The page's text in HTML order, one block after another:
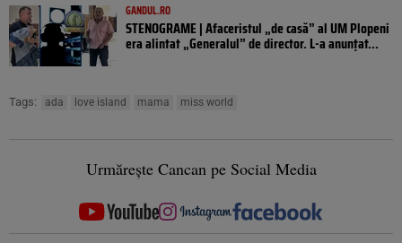
GANDUL.RO
STENOGRAME | Afaceristul „de casă” al UM Plopeni
era alintat „Generalul” de director. L-a anunțat...
Tags: ada love island mama miss world
Urmărește Cancan pe Social Media